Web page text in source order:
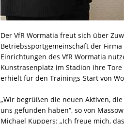
Der VfR Wormatia freut sich über
Betriebssportgemeinschaft der
Einrichtungen des VfR Wormatia
Kunstrasenplatz im Stadion ihre
erhielt für den Trainings-Start von
„Wir begrüßen die neuen Aktiven,
uns gefunden haben“, so von
Michael Küppers: „Ich freue mich,